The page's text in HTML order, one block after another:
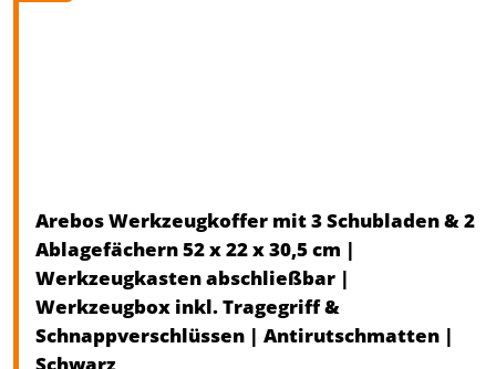
Arebos Werkzeugkoffer mit 3 Schubladen & 2
Ablagefächern 52 x 22 x 30,5 cm |
Werkzeugkasten abschließbar |
Werkzeugbox inkl. Tragegriff &
Schnappverschlüssen | Antirutschmatten |